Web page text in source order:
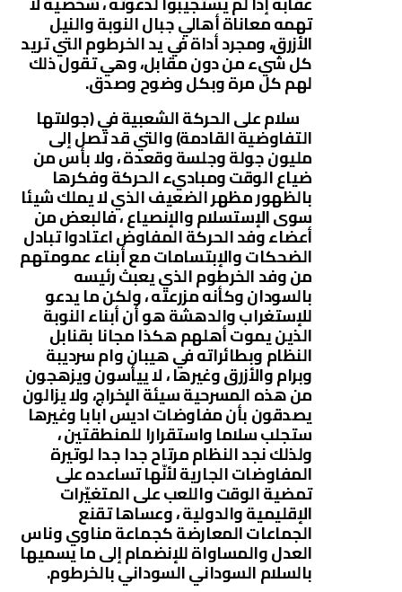
تهمه معاناة أهالي جبال النوبة والنيل
الأزرق، ومجرد أداة في يد الخرطوم التي تريد
كل شيء من دون مقابل، وهي تقول ذلك
لهم كل مرة وبكل وضوح وصدق.
سلام على الحركة الشعبية في (جولاتها
التفاوضية القادمة) والتي قد تصل إلى
مليون جولة وجلسة وقعدة ، ولا بأس من
ضياع الوقت ومباديء الحركة وفكرها
بالظهور مظهر الضعيف الذي لا يملك شيئا
سوى الإستسلام والإنصياع ، فالبعض من
أعضاء وفد الحركة المفاوض اعتادوا تبادل
الضحكات والإبتسامات مع أبناء عمومتهم
من وفد الخرطوم الذي يعبث رئيسه
بالسودان وكأنه مزرعته ، ولكن ما يدعو
للإستغراب والدهشة هو أن أبناء النوبة
الذين يموت أهلهم هكذا مجانا بقنابل
النظام وبطائراته في هيبان وام سرديبة
وبرام والأزرق وغيرها ، لا ييأسون ويزهجون
من هذه المسرحية سيئة الإخراج، ولا يزالون
يصدقون بأن مفاوضات اديس ابابا وغيرها
ستجلب سلاما واستقرارا للمنطقتين ،
ولذلك نجد النظام مرتاح جدا جدا لوتيرة
المفاوضات الجارية لأنّها تساعده على
تمضية الوقت واللعب على المتغيّرات
الإقليمية والدولية ، وعساها تقنع
الجماعات المعارضة كجماعة مناوي وناس
العدل والمساواة للإنضمام إلى ما يسميها
بالسلام السوداني السوداني بالخرطوم.